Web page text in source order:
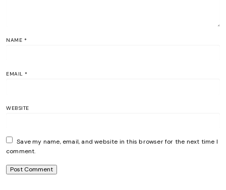
NAME *
EMAIL *
WEBSITE
Save my name, email, and website in this browser for the next time I
comment.